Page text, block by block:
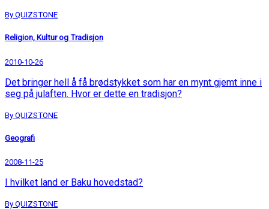
By QUIZSTONE
Religion, Kultur og Tradisjon
2010-10-26
Det bringer hell å få brødstykket som har en mynt gjemt inne i
seg på julaften. Hvor er dette en tradisjon?
By QUIZSTONE
Geografi
2008-11-25
I hvilket land er Baku hovedstad?
By QUIZSTONE